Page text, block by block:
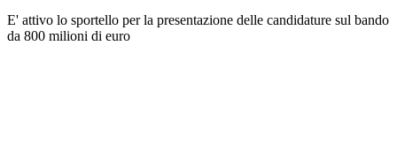
E' attivo lo sportello per la presentazione delle candidature sul bando
da 800 milioni di euro